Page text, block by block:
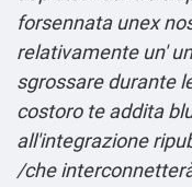
forsennata unex
relativamente un'
sgrossare durante
costoro te addita
all'integrazione
/che